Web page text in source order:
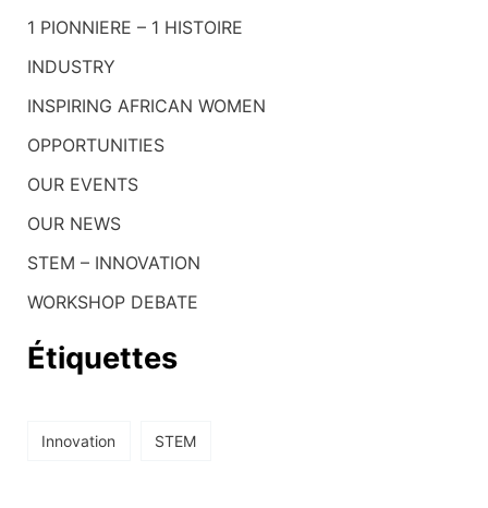
e
r
c
h
e
1 PIONNIERE – 1 HISTOIRE
INDUSTRY
INSPIRING AFRICAN WOMEN
OPPORTUNITIES
OUR EVENTS
OUR NEWS
STEM – INNOVATION
WORKSHOP DEBATE
Étiquettes
Innovation STEM